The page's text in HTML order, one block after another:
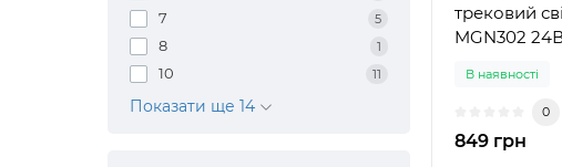
7 5
8 1
10 11
Показати ще 14
трековий
MGN302
В наявності
0
849 грн